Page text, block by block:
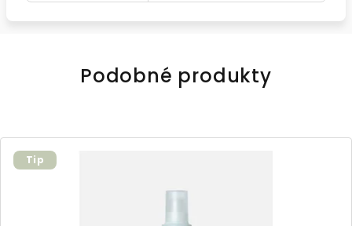
Podobné produkty
Tip